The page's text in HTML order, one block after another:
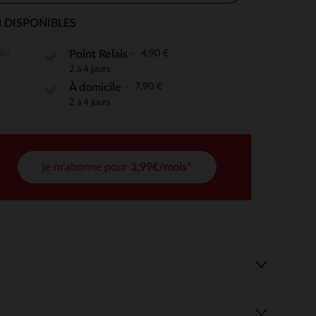
de confidentialité, en garantissant la conformité avec
Point Relais 4,90 €
2 à 4 jours
À domicile 7,90 €
2 à 4 jours
je m'abonne pour 3,99€/mois*